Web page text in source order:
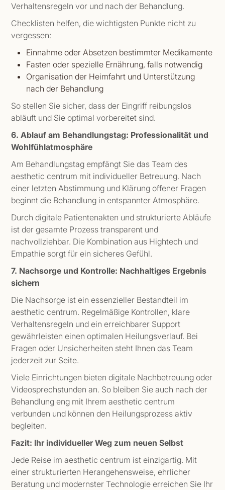
Verhaltensregeln vor und nach der Behandlung.
Checklisten helfen, die wichtigsten Punkte nicht zu
vergessen:
Einnahme oder Absetzen bestimmter Medikamente
Fasten oder spezielle Ernährung, falls notwendig
Organisation der Heimfahrt und Unterstützung
nach der Behandlung
So stellen Sie sicher, dass der Eingriff reibungslos
abläuft und Sie optimal vorbereitet sind.
6. Ablauf am Behandlungstag: Professionalität und
Wohlfühlatmosphäre
Am Behandlungstag empfängt Sie das Team des
aesthetic centrum mit individueller Betreuung. Nach
einer letzten Abstimmung und Klärung offener Fragen
beginnt die Behandlung in entspannter Atmosphäre.
Durch digitale Patientenakten und strukturierte Abläufe
ist der gesamte Prozess transparent und
nachvollziehbar. Die Kombination aus Hightech und
Empathie sorgt für ein sicheres Gefühl.
7. Nachsorge und Kontrolle: Nachhaltiges Ergebnis
sichern
Die Nachsorge ist ein essenzieller Bestandteil im
aesthetic centrum. Regelmäßige Kontrollen, klare
Verhaltensregeln und ein erreichbarer Support
gewährleisten einen optimalen Heilungsverlauf. Bei
Fragen oder Unsicherheiten steht Ihnen das Team
jederzeit zur Seite.
Viele Einrichtungen bieten digitale Nachbetreuung oder
Videosprechstunden an. So bleiben Sie auch nach der
Behandlung eng mit Ihrem aesthetic centrum
verbunden und können den Heilungsprozess aktiv
begleiten.
Fazit: Ihr individueller Weg zum neuen Selbst
Jede Reise im aesthetic centrum ist einzigartig. Mit
einer strukturierten Herangehensweise, ehrlicher
Beratung und modernster Technologie erreichen Sie Ihr